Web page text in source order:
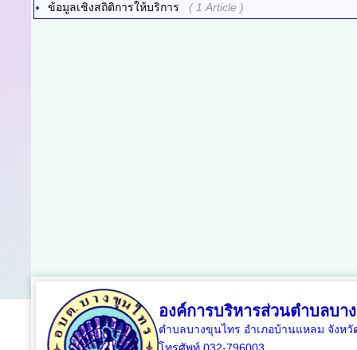
ข้อมูลเชิงสถิติการให้บริการ
( 1 Article )
องค์การบริหารส่วนตำบลบา
ตำบลบางขุนไทร อำเภอบ้านแหลม จังหวั